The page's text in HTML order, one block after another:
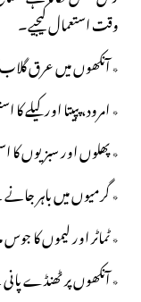
وقت استعمال کیجیے۔
٭ آنکھوں میں عرق
٭ امرود، پپیتا اور
٭ پھلوں اور سبزیوں کا
٭ گرمیوں میں باہر
٭ ٹماٹر اور لیموں کا
٭ آنکھوں پر ٹھنڈے